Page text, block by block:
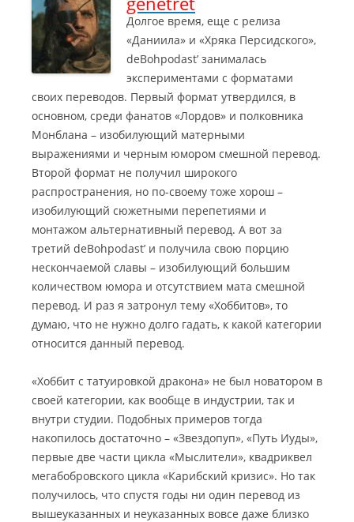
Долгое время, еще с релиза
«Даниила» и «Хряка Персидского»,
deBohpodast’ занималась
экспериментами с форматами
своих переводов. Первый формат утвердился, в
основном, среди фанатов «Лордов» и полковника
Монблана – изобилующий матерными
выражениями и черным юмором смешной перевод.
Второй формат не получил широкого
распространения, но по-своему тоже хорош –
изобилующий сюжетными перепетиями и
монтажом альтернативный перевод. А вот за
третий deBohpodast’ и получила свою порцию
нескончаемой славы – изобилующий большим
количеством юмора и отсутствием мата смешной
перевод. И раз я затронул тему «Хоббитов», то
думаю, что не нужно долго гадать, к какой категории
относится данный перевод.
«Хоббит с татуировкой дракона» не был новатором в
своей категории, как вообще в индустрии, так и
внутри студии. Подобных примеров тогда
накопилось достаточно – «Звездопуп», «Путь Иуды»,
первые две части цикла «Мыслители», квадриквел
мегабобровского цикла «Карибский кризис». Но так
получилось, что спустя годы ни один перевод из
вышеуказанных и неуказанных вовсе даже близко